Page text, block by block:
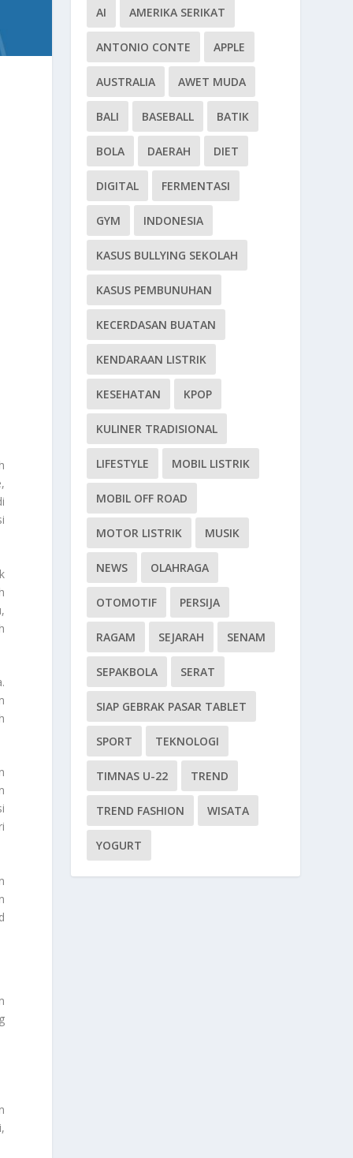
AI AMERIKA SERIKAT
ANTONIO CONTE APPLE
AUSTRALIA AWET MUDA
BALI BASEBALL BATIK
BOLA DAERAH DIET
DIGITAL FERMENTASI
GYM INDONESIA
KASUS BULLYING SEKOLAH
KASUS PEMBUNUHAN
KECERDASAN BUATAN
KENDARAAN LISTRIK
KESEHATAN KPOP
KULINER TRADISIONAL
LIFESTYLE MOBIL LISTRIK
MOBIL OFF ROAD
MOTOR LISTRIK MUSIK
NEWS OLAHRAGA
OTOMOTIF PERSIJA
RAGAM SEJARAH SENAM
SEPAKBOLA SERAT
SIAP GEBRAK PASAR TABLET
SPORT TEKNOLOGI
TIMNAS U-22 TREND
TREND FASHION WISATA
YOGURT